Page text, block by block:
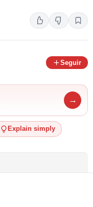
Seguir
→
Explain simply